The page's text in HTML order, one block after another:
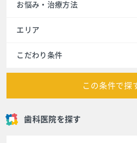
お悩み・治療方法
エリア
こだわり条件
この条件で探
歯科医院を探す